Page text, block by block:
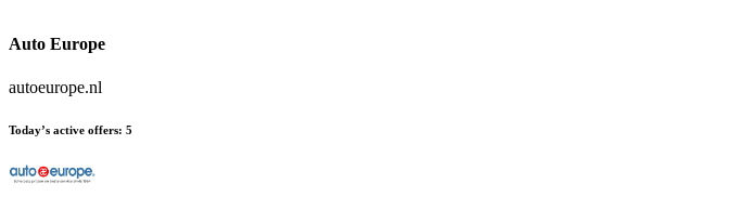
Auto Europe
autoeurope.nl
Today’s active offers: 5